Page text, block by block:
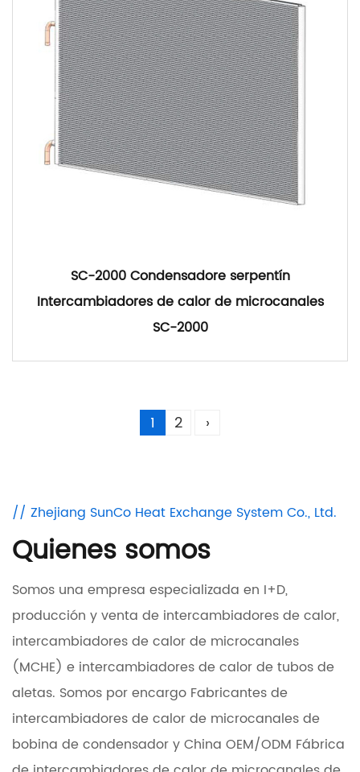
SC-2000 Condensadore serpentín
Intercambiadores de calor de microcanales
SC-2000
1 2 ›
// Zhejiang SunCo Heat Exchange System Co., Ltd.
Quienes somos
Somos una empresa especializada en I+D,
producción y venta de intercambiadores de calor,
intercambiadores de calor de microcanales
(MCHE) e intercambiadores de calor de tubos de
aletas. Somos por encargo Fabricantes de
intercambiadores de calor de microcanales de
bobina de condensadoryChina OEM/ODM Fábrica